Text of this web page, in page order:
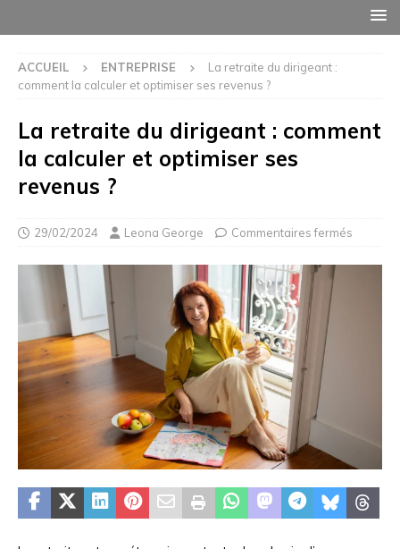
ACCUEIL ENTREPRISE
La retraite du dirigeant :
comment la calculer et optimiser ses revenus ?
La retraite du dirigeant : comment
la calculer et optimiser ses
revenus ?
29/02/2024 Leona George Commentaires fermés